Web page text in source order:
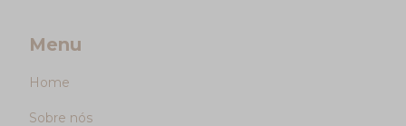
Menu
Home
Sobre nós